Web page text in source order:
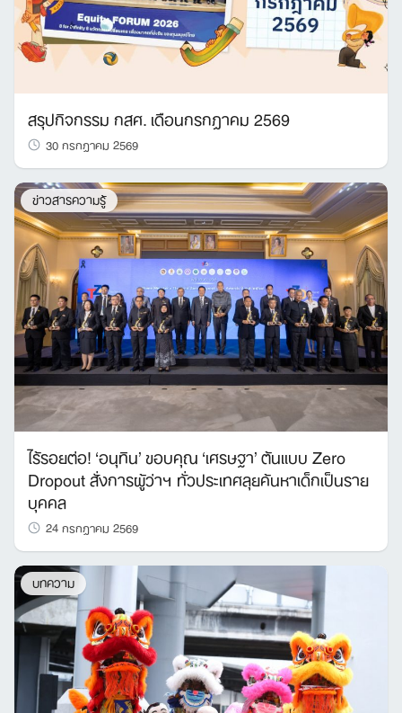
สรุปกิจกรรม กสศ. เดือนกรกฎาคม 2569
30 กรกฎาคม 2569
ข่าวสารความรู้
ไร้รอยต่อ! ‘อนุทิน’ ขอบคุณ ‘เศรษฐา’ ต้นแบบ Zero
Dropout สั่งการผู้ว่าฯ ทั่วประเทศลุยค้นหาเด็กเป็นราย
บุคคล
24 กรกฎาคม 2569
บทความ